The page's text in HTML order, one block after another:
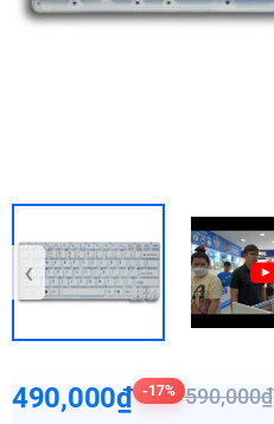
‹
490,000₫ -17% 590,000₫